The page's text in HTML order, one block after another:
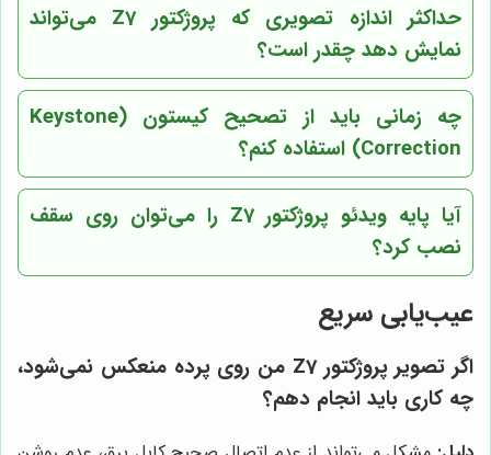
حداکثر اندازه تصویری که پروژکتور Z7 می‌تواند
نمایش دهد چقدر است؟
چه زمانی باید از تصحیح کیستون (Keystone
Correction) استفاده کنم؟
آیا پایه ویدئو پروژکتور Z7 را می‌توان روی سقف
نصب کرد؟
عیب‌یابی سریع
اگر تصویر پروژکتور Z7 من روی پرده منعکس نمی‌شود،
چه کاری باید انجام دهم؟